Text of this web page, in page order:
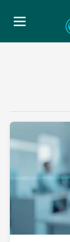
検